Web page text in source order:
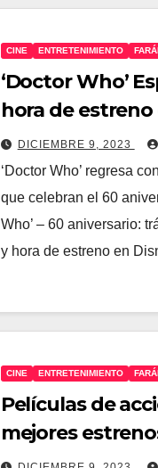
CINE ENTRETENIMIENTO
‘Doctor Who’
hora de estreno
DICIEMBRE 9, 2023
‘Doctor Who’ regresa
que celebran el 60
Who’ – 60 aniversario:
y hora de estreno en
CINE ENTRETENIMIENTO
Películas de
mejores